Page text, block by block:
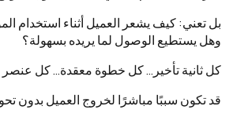
بل تعني: كيف يشعر العميل أثناء استخدام
وهل يستطيع الوصول لما يريده بسهولة؟
كل ثانية تأخير… كل خطوة معقدة… كل
قد تكون سببًا مباشرًا لخروج العميل بدون